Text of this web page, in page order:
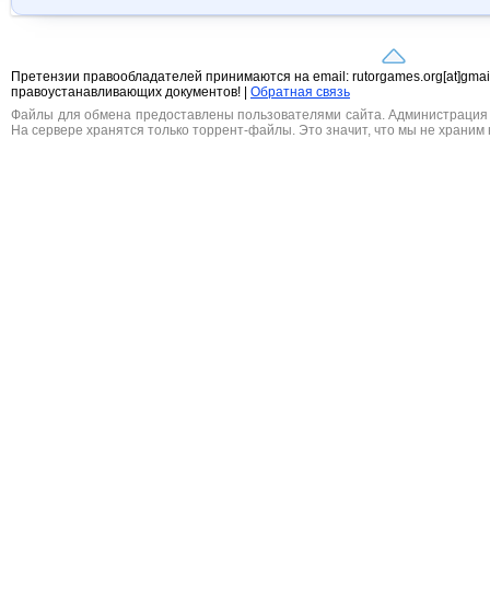
Претензии правообладателей принимаются на email:
правоустанавливающих документов! |
Обратная связь
Файлы для обмена предоставлены пользователями сайта. Администрация
На сервере хранятся только торрент-файлы. Это значит, что мы не